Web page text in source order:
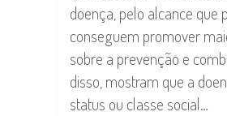
doença, pelo alcance que
conseguem promover
sobre a prevenção e
disso, mostram que a
status ou classe social…